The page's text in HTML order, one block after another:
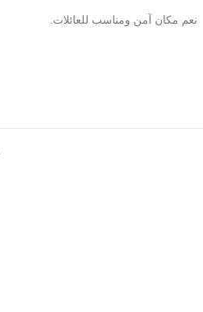
نعم مكان آمن ومناسب للعائلات.